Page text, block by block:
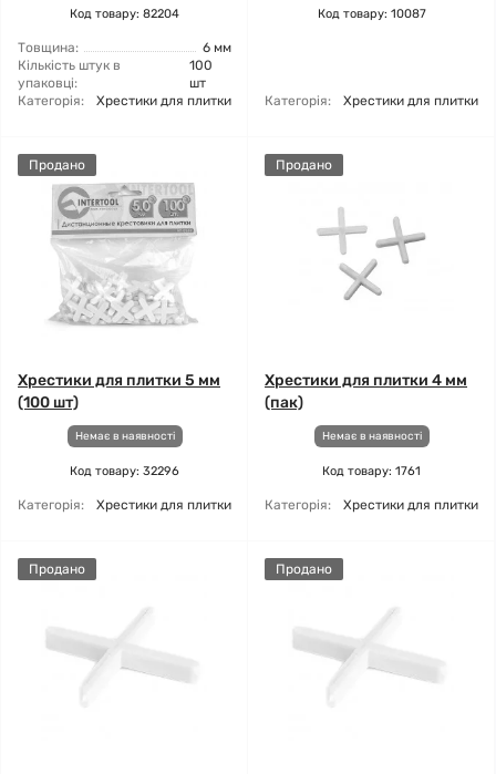
Код товару: 82204
Товщина:
6 мм
Кількість штук в
упаковці:
100
шт
Категорія:
Хрестики для плитки
Код товару: 10087
Категорія: Хрестики для плитки
Продано
Хрестики для плитки 5 мм
(100 шт)
Немає в наявності
Код товару: 32296
Категорія: Хрестики для плитки
Продано
Хрестики для плитки 4 мм
(пак)
Немає в наявності
Код товару: 1761
Категорія: Хрестики для плитки
Продано Продано